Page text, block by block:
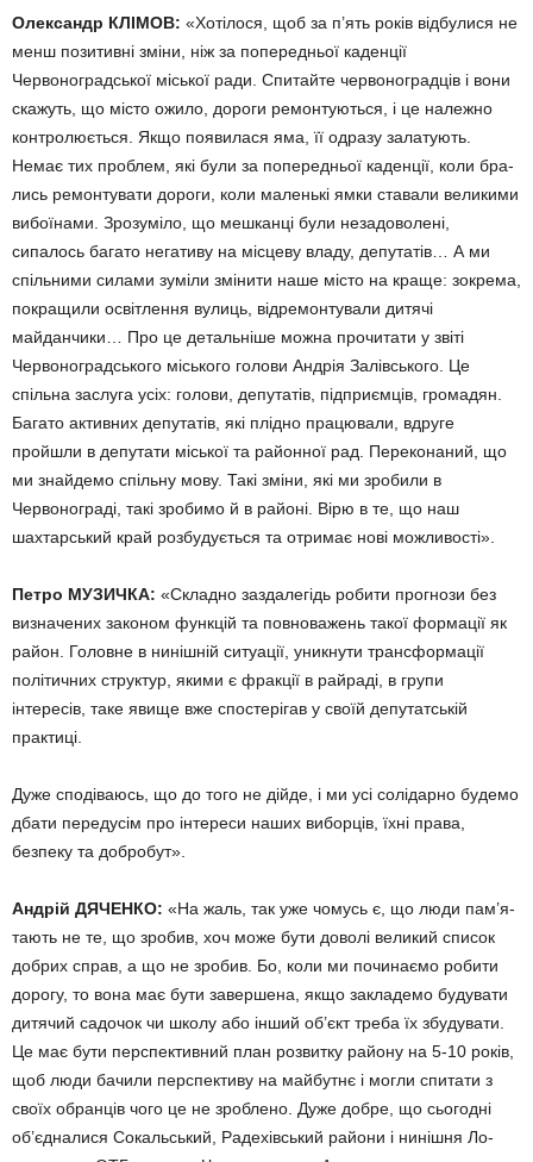
Олександр КЛІМОВ: «Хотілося, щоб за п’ять років відбулися не
менш позитивні зміни, ніж за попе­редньої каденції
Червоноградської міської ради. Спитайте червоноградців і вони
скажуть, що місто ожило, дороги ремонтуються, і це належно
контролюється. Якщо по­явилася яма, її одразу залатують.
Немає тих проблем, які були за попередньої каденції, коли бра­
лись ремонтувати дороги, коли маленькі ямки ставали великими
вибоїнами. Зрозуміло, що мешкан­ці були незадоволені,
сипалось багато негативу на місцеву владу, депутатів… А ми
спільними силами зуміли змінити наше місто на кра­ще: зокрема,
покращили освітлен­ня вулиць, відремонтували дитячі
майданчики… Про це детальніше можна прочитати у звіті
Червоно­градського міського голови Андрія Залівського. Це
спільна заслуга усіх: голови, депутатів, підприємців, громадян.
Багато активних депута­тів, які плідно працювали, вдруге
пройшли в депутати міської та районної рад. Переконаний, що
ми знайдемо спільну мову. Такі зміни, які ми зробили в
Червонограді, такі зробимо й в районі. Вірю в те, що наш
шахтарський край розбуду­ється та отримає нові можливості».
Петро МУЗИЧКА: «Складно заз­далегідь робити прогнози без
ви­значених законом функцій та пов­новажень такої формації як
район. Головне в нинішній ситуації, уник­нути трансформації
політичних структур, якими є фракції в рай­раді, в групи
інтересів, таке явище вже спостерігав у своїй депутат­ській
практиці.
Дуже сподіваюсь, що до того не дійде, і ми усі солідарно будемо
дбати передусім про інтереси на­ших виборців, їхні права,
безпеку та добробут».
Андрій ДЯЧЕНКО: «На жаль, так уже чомусь є, що люди пам’я­
тають не те, що зробив, хоч може бути доволі великий список
добрих справ, а що не зробив. Бо, коли ми починаємо робити
дорогу, то вона має бути завершена, якщо закладемо будувати
дитячий садочок чи школу або інший об’єкт треба їх збудувати.
Це має бути перспективний план розвитку ра­йону на 5-10 років,
щоб люди бачи­ли перспективу на майбутнє і могли спитати з
своїх обранців чого це не зроблено. Дуже добре, що сьогодні
об’єдналися Сокальський, Радехівський райони і нинішня Ло­